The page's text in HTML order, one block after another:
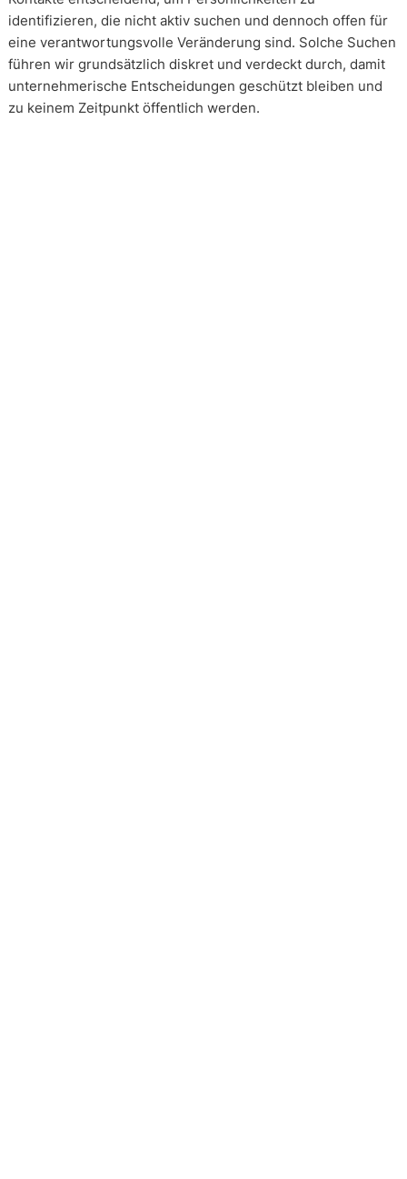
identifizieren, die nicht aktiv suchen und dennoch offen für
eine verantwortungsvolle Veränderung sind. Solche Suchen
führen wir grundsätzlich diskret und verdeckt durch, damit
unternehmerische Entscheidungen geschützt bleiben und
zu keinem Zeitpunkt öffentlich werden.